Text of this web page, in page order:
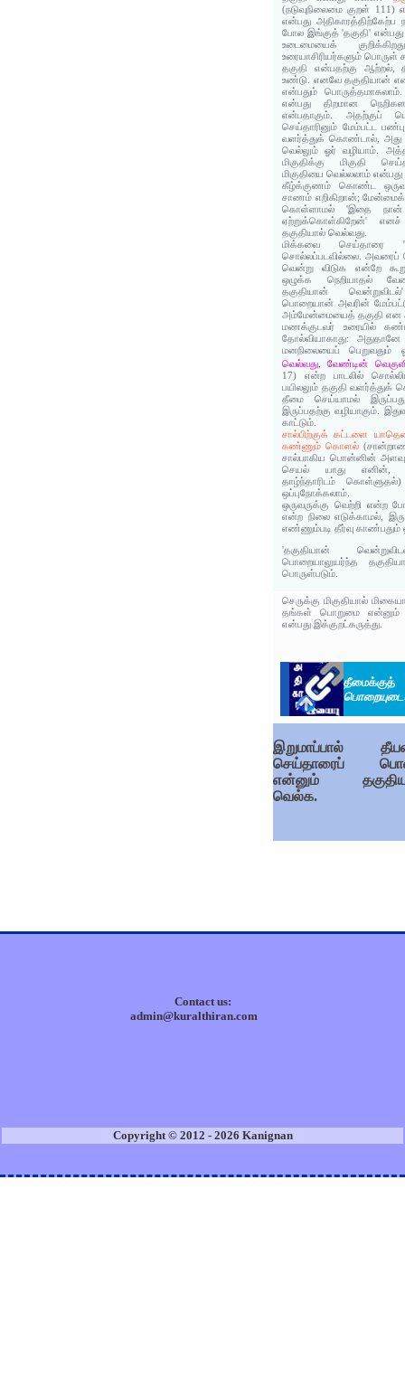
(நடுவுநிலைமை குறள் 111)
என்பது அதிகாரத்திற்கேற்ப
போல இங்குத் 'தகுதி'
உடைமையைக்
உரையாசிரியர்களும் பொருள்
தகுதி என்பதற்கு ஆற்றல்,
உண்டு. எனவே தகுதியான்
என்பதும்
என்பது திறமான
என்பதாகும். அதற்குப்
செய்தாரினும் மேம்பட்ட
வளர்த்துக் கொண்டால், அது
வெல்லும் ஓர் வழியாம்.
மிகுதிக்கு மிகுதி
மிகுதியை வெல்லலாம் என்பது
கீழ்க்குணம் கொண்ட
சாணம் எறிகிறான்;
கொள்ளாமல் 'இதை நான்
ஏற்றுக்கொள்கிறேன்'
தகுதியால் வெல்வது.
மிக்கவை செய்தாரை
சொல்லப்படவில்லை. அவரைப்
வென்று விடுக என்றே
ஒழுக்க நெறியாதல்
தகுதியான்
பொறையான் அவரின்
அம்மேன்மையைத் தகுதி என
மணக்குடவர் உரையில்
தோல்வியாகாது:
மனநிலையைப் பெறுவதும்
வெல்வது, வேண்டின்
17) என்ற பாடலில்
பயிலலும் தகுதி வளர்த்துக்
தீமை செய்யாமல்
இருப்பதற்கு வழியாகும்.
காட்டும்.
சால்பிற்குக் கட்டளை
கண்ணும் கொளல்
சால்பாகிய பொன்னின் அளவு
செயல் யாது எனின்,
தாழ்ந்தாரிடம்
ஒப்புநோக்கலாம்.
ஒருவருக்கு வெற்றி என்ற
என்ற நிலை எடுக்காமல்,
எண்ணும்படி தீர்வு காண்பதும்
'தகுதியான்
பொறையாலுயர்ந்த
பொருள்படும்.
செருக்கு மிகுதியால்
தங்கள் பொறுமை என்னும்
என்பது இக்குறட்கருத்து.
இறுமாப்பால்
செய்தாரைப்
என்னும்
வெல்க.
Contact us:
admin@kuralthiran.com
Copyright © 2012 - 2026 Kanignan